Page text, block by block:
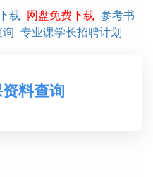
载 网盘免费下载 参考书
询 专业课学长招聘计划
料查询
年考研真题答案